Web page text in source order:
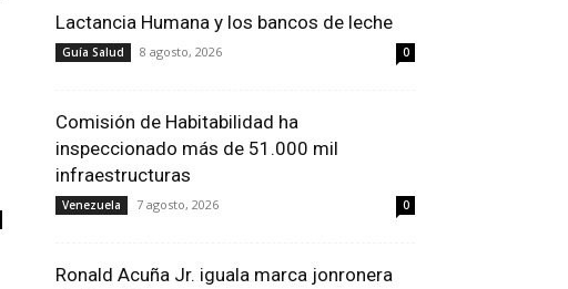
Lactancia Humana y los bancos de leche
Guía Salud 8 agosto, 2026 0
Comisión de Habitabilidad ha
inspeccionado más de 51.000 mil
infraestructuras
Venezuela 7 agosto, 2026 0
Ronald Acuña Jr. iguala marca jonronera